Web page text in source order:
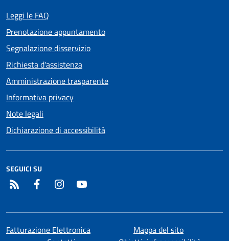
Leggi le FAQ
Prenotazione appuntamento
Segnalazione disservizio
Richiesta d'assistenza
Amministrazione trasparente
Informativa privacy
Note legali
Dichiarazione di accessibilità
SEGUICI SU
RSS Facebook Instagram
Fatturazione Elettronica
Mappa del sito